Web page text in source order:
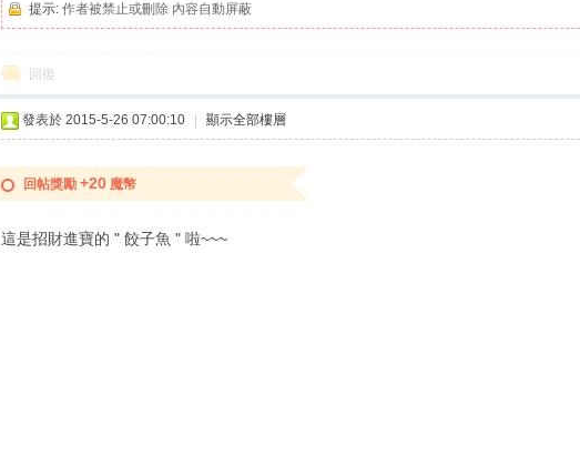
提示: 作者被禁止或刪除 內容自動屏蔽
回復
發表於 2015-5-26 07:00:10 顯示全部樓層
回帖獎勵 +20 魔幣
這是招財進寶的 " 餃子魚 " 啦~~~